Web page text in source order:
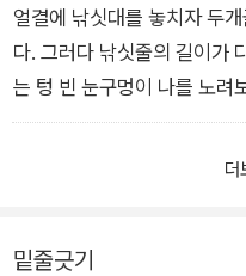
“걱정허지 말라.”
강 심방은 단호하게 손자에
잠들자 강 심방은 의무실을
고개를 숙이는 히나타를 무
얼결에 낚싯대를 놓치자 두
다. 그러다 낚싯줄의 길이가
는 텅 빈 눈구멍이 나를 노려
가 흘러내렸다. 가슴이 미친
는 위에서 넘어온 쓰디쓴 신
더
밑줄긋기